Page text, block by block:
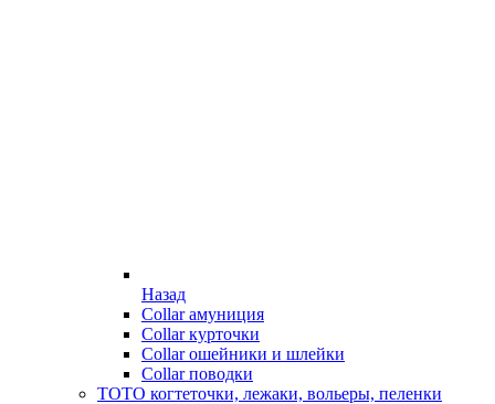
Назад
Collar амуниция
Collar курточки
Collar ошейники и шлейки
Collar поводки
ТОТО когтеточки, лежаки, вольеры, пеленки